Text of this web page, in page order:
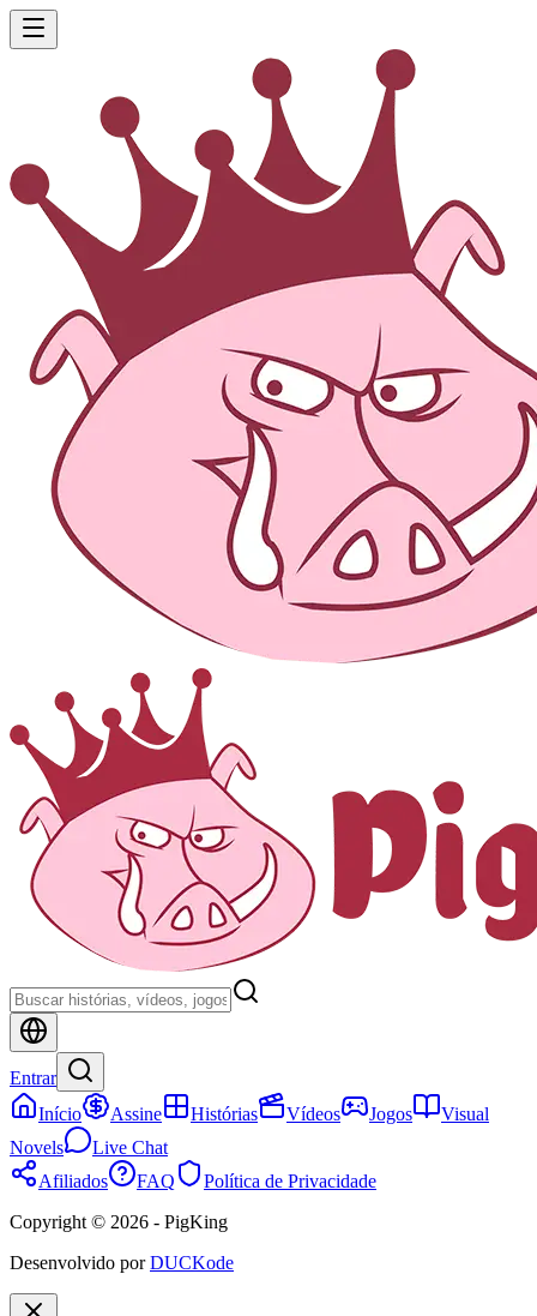
Entrar
Início
Assine Histórias Vídeos Jogos
Visual
Novels
Live Chat
Afiliados
FAQ
Política de Privacidade
Copyright © 2026 - PigKing
Desenvolvido por DUCKode